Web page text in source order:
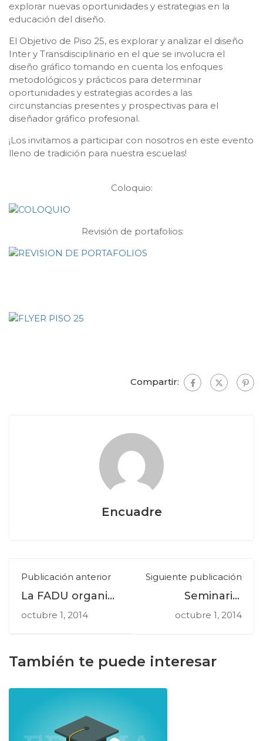
explorar nuevas oportunidades y estrategias en la
educación del diseño.
El Objetivo de Piso 25, es explorar y analizar el diseño
Inter y Transdisciplinario en el que se involucra el
diseño gráfico tomando en cuenta los enfoques
metodológicos y prácticos para determinar
oportunidades y estrategias acordes a las
circunstancias presentes y prospectivas para el
diseñador gráfico profesional.
¡Los invitamos a participar con nosotros en este evento
lleno de tradición para nuestra escuelas!
Coloquio:
Revisión de portafolios:
Compartir:
Encuadre
Publicación anterior
La FADU organiza
cursos de
formación
vinculación entre
pertenecientes a
octubre 1, 2014
Siguiente publicación
Seminario:
“Dirección e
innovación de
octubre 1, 2014
También te puede interesar